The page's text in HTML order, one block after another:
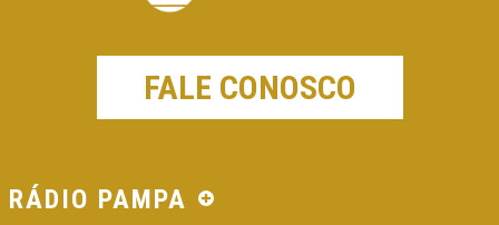
FALE CONOSCO
RÁDIO PAMPA